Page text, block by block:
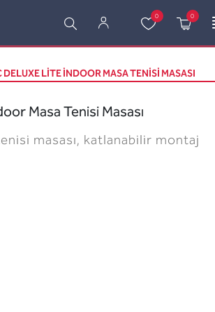
0 0
DELUXE LITE İNDOOR MASA TENISI MASASI
Masa Tenisi Masası
masası, katlanabilir montaj